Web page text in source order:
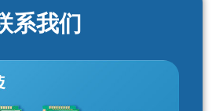
系我们